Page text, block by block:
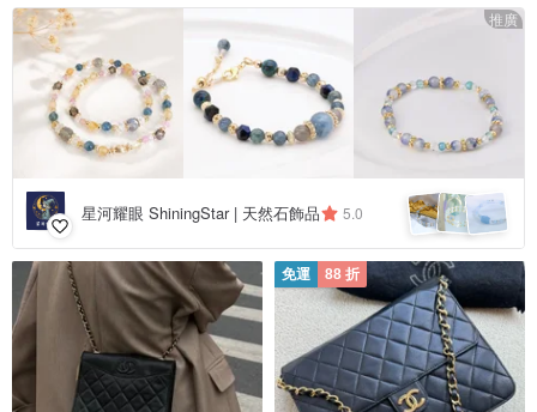
推廣
星河耀眼 ShiningStar | 天然石飾品 5.0
免運 88 折